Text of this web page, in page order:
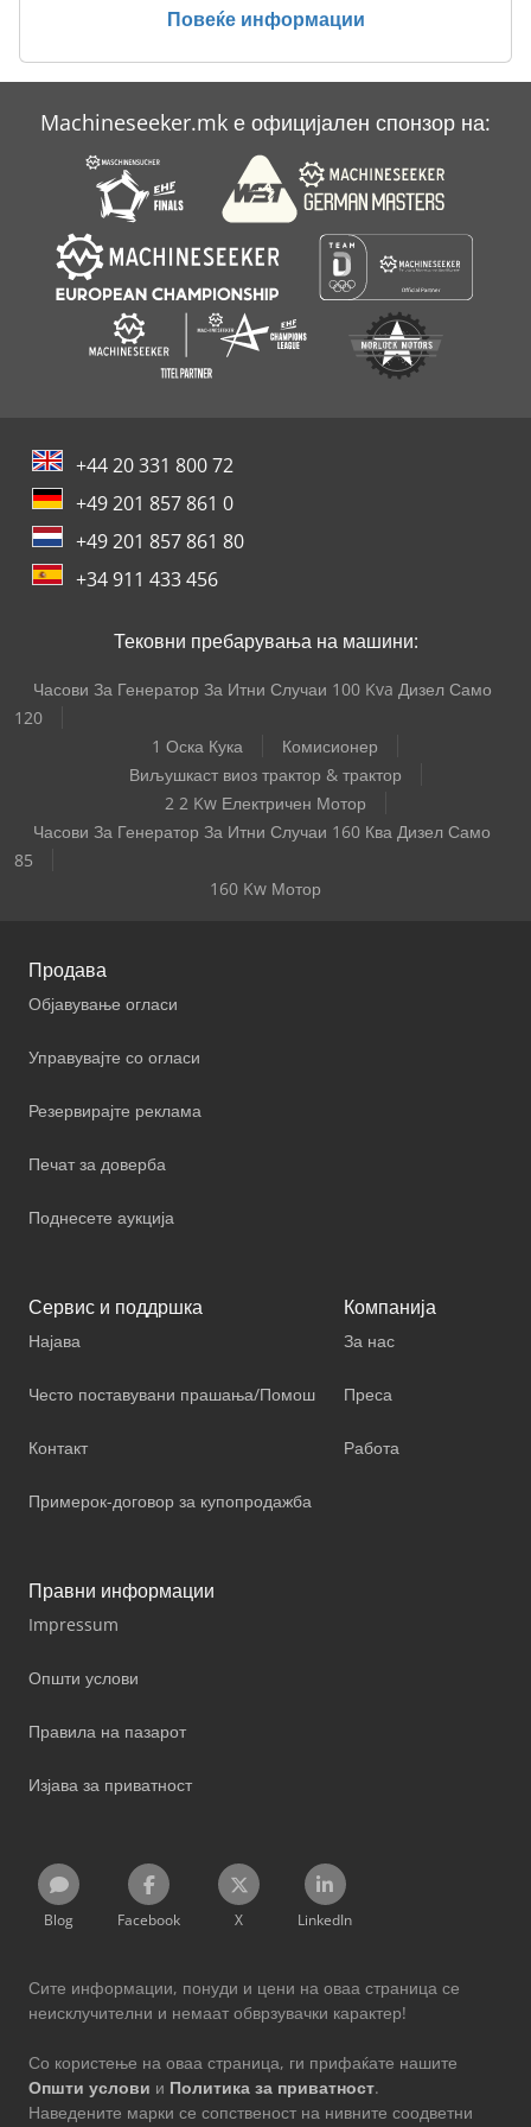
Case Ih Cvx 1190
Case Ih Cvx 1195
Case Ih Maxxum 5120
Повеќе информации
Machineseeker.mk е официјален спонзор на:
+44 20 331 800 72
+49 201 857 861 0
+49 201 857 861 80
+34 911 433 456
Тековни пребарувања на машини:
Часови За Генератор За Итни Случаи 100 Kva Дизел Само
120
1 Оска Кука
Комисионер
Виљушкаст виоз трактор & трактор
2 2 Kw Електричен Мотор
Часови За Генератор За Итни Случаи 160 Ква Дизел Само
85
160 Kw Мотор
Продава
Објавување огласи
Управувајте со огласи
Резервирајте реклама
Печат за доверба
Поднесете аукција
Сервис и поддршка
Најава
Често поставувани прашања/Помош
Контакт
Примерок-договор за купопродажба
Компанија
За нас
Преса
Работа
Правни информации
Impressum
Општи услови
Правила на пазарот
Изјава за приватност
Blog Facebook X LinkedIn
Сите информации, понуди и цени на оваа страница се
неисклучителни и немаат обврзувачки карактер!
Со користење на оваа страница, ги прифаќате нашите
Општи услови и Политика за приватност.
Наведените марки се сопственост на нивните соодветни